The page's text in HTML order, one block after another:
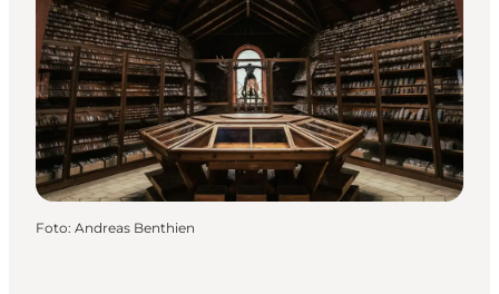
Erlebnisse
Unterkünfte
Reiseplanung
Foto: Andreas Benthien